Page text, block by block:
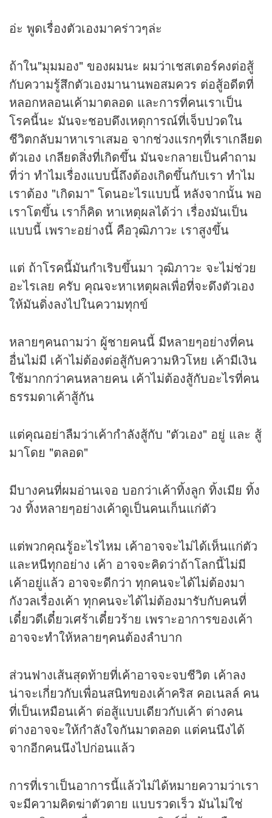
อ่ะ พูดเรื่องตัวเองมาคร่าวๆล่ะ
ถ้าใน"มุมมอง" ของผมนะ ผมว่าเชสเตอร์คงต่อสู้
กับความรู้สึกตัวเองมานานพอสมควร ต่อสู้อดีตที่
หลอกหลอนเค้ามาตลอด และการที่คนเราเป็น
โรคนี้นะ มันจะชอบดึงเหตุการณ์ที่เจ็บปวดใน
ชีวิตกลับมาหาเราเสมอ จากช่วงแรกๆที่เราเกลียด
ตัวเอง เกลียดสิ่งที่เกิดขึ้น มันจะกลายเป็นคำถาม
ที่ว่า ทำไมเรื่องแบบนี้ถึงต้องเกิดขึ้นกับเรา ทำไม
เราต้อง "เกิดมา" โดนอะไรแบบนี้ หลังจากนั้น พอ
เราโตขึ้น เราก็คิด หาเหตุผลได้ว่า เรื่องมันเป็น
แบบนี้ เพราะอย่างนี้ คือวุฒิภาวะ เราสูงขึ้น
แต่ ถ้าโรคนี้มันกำเริบขึ้นมา วุฒิภาวะ จะไม่ช่วย
อะไรเลย ครับ คุณจะหาเหตุผลเพื่อที่จะดึงตัวเอง
ให้มันดิ่งลงไปในความทุกข์
หลายๆคนถามว่า ผู้ชายคนนี้ มีหลายๆอย่างที่คน
อื่นไม่มี เค้าไม่ต้องต่อสู้กับความหิวโหย เค้ามีเงิน
ใช้มากกว่าคนหลายคน เค้าไม่ต้องสู้กับอะไรที่คน
ธรรมดาเค้าสู้กัน
แต่คุณอย่าลืมว่าเค้ากำลังสู้กับ "ตัวเอง" อยู่ และ สู้
มาโดย "ตลอด"
มีบางคนที่ผมอ่านเจอ บอกว่าเค้าทิ้งลูก ทิ้งเมีย ทิ้ง
วง ทิ้งหลายๆอย่างเค้าดูเป็นคนเก็นแก่ตัว
แต่พวกคุณรู้อะไรไหม เค้าอาจจะไม่ได้เห็นแก่ตัว
และหนีทุกอย่าง เค้า อาจจะคิดว่าถ้าโลกนี้ไม่มี
เค้าอยู่แล้ว อาจจะดีกว่า ทุกคนจะได้ไม่ต้องมา
กังวลเรื่องเค้า ทุกคนจะได้ไม่ต้องมารับกับคนที่
เดี๋ยวดีเดี๋ยวเศร้าเดี๋ยวร้าย เพราะอาการของเค้า
อาจจะทำให้หลายๆคนต้องลำบาก
ส่วนฟางเส้นสุดท้ายที่เค้าอาจจะจบชีวิต เค้าลง
น่าจะเกี่ยวกับเพื่อนสนิทของเค้าคริส คอเนลล์ คน
ที่เป็นเหมือนเค้า ต่อสู้แบบเดียวกับเค้า ต่างคน
ต่างอาจจะให้กำลังใจกันมาตลอด แต่คนนึงได้
จากอีกคนนึงไปก่อนแล้ว
การที่เราเป็นอาการนี้แล้วไม่ได้หมายความว่าเรา
จะมีความคิดฆ่าตัวตาย แบบรวดเร็ว มันไม่ใช่